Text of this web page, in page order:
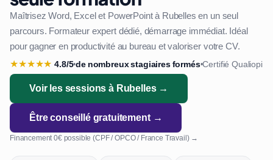
Maîtrisez Word, Excel et PowerPoint à Rubelles en un seul
parcours. Formateur expert dédié, démarrage immédiat. Idéal
pour gagner en productivité au bureau et valoriser votre CV.
★★★★★ 4.8/5•de nombreux stagiaires formés•Certifié Qualiopi
Voir les sessions à Rubelles →
Être conseillé gratuitement →
Financement 0€ possible (CPF / OPCO / France Travail) →